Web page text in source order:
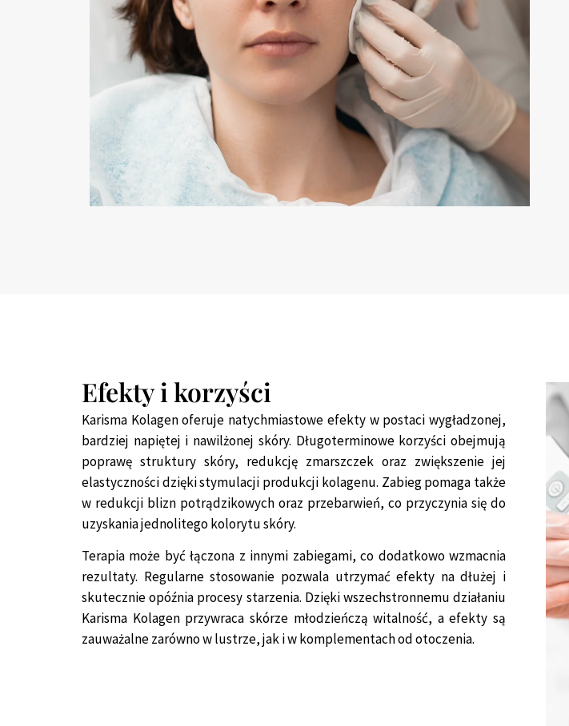
Efekty i korzyści
Karisma Kolagen oferuje natychmiastowe efekty w postaci wygładzonej,
bardziej napiętej i nawilżonej skóry. Długoterminowe korzyści obejmują
poprawę struktury skóry, redukcję zmarszczek oraz zwiększenie jej
elastyczności dzięki stymulacji produkcji kolagenu. Zabieg pomaga także
w redukcji blizn potrądzikowych oraz przebarwień, co przyczynia się do
uzyskania jednolitego kolorytu skóry.
Terapia może być łączona z innymi zabiegami, co dodatkowo wzmacnia
rezultaty. Regularne stosowanie pozwala utrzymać efekty na dłużej i
skutecznie opóźnia procesy starzenia. Dzięki wszechstronnemu działaniu
Karisma Kolagen przywraca skórze młodzieńczą witalność, a efekty są
zauważalne zarówno w lustrze, jak i w komplementach od otoczenia.